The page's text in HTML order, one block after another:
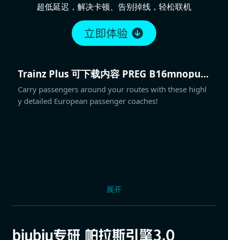
超低延迟，解决卡顿、告别掉线，轻松联机
Trainz Plus 可下载内容 PREG B16mnopux
Carry passengers around your routes with these highl
y detailed European passenger coaches!
展开